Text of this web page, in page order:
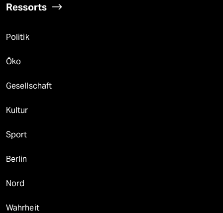
Ressorts
Politik
Öko
Gesellschaft
Kultur
Sport
Berlin
Nord
Wahrheit